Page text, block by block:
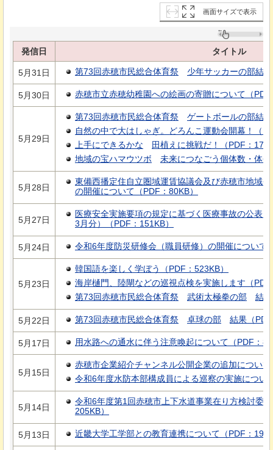
画面サイズで表示
発信日 タイトル
5月31日 第73回赤穂市民総合体育祭 少年サッカーの部結
5月30日 赤穂市立赤穂幼稚園への絵画の寄贈について（
5月29日
第73回赤穂市民総合体育祭
ゲートボールの部結
自然の中で大はしゃぎ。どろんこ運動会開幕！（
上手にできるかな
田植えに挑戦だ！
（PDF：
地域の宝ハマウツボ
未来につなごう個体数・体長
5月28日
東備西播定住自立圏域運賃協議会及び赤穂市地域
の開催について（PDF：80KB）
5月27日
医療安全実施要項の規定に基づく医療事故の公表
3月分）（PDF：151KB）
5月24日 令和6年度防災研修会（職員研修）の開催について
5月23日
韓国語を楽しく学ぼう（PDF：523KB）
海岸樋門、陸閘などの巡視点検を実施します（
第73回赤穂市民総合体育祭
武術太極拳の部 結
5月22日 第73回赤穂市民総合体育祭 卓球の部 結果（
5月17日 用水路への通水に伴う注意喚起について（PDF：
5月15日
赤穂市企業紹介チャンネル公開企業の追加につい
令和6年度水防本部構成員による巡察の実施につい
5月14日
令和6年度第1回赤穂市上下水道事業在り方検討委
205KB）
5月13日 近畿大学工学部との教育連携について（PDF：